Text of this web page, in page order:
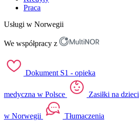
Praca
Usługi w Norwegii
We współpracy z
Dokument S1 - opieka
medyczna w Polsce Zasiłki na dzieci
w Norwegii Tłumaczenia